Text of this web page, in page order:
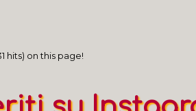
hits) on this page!